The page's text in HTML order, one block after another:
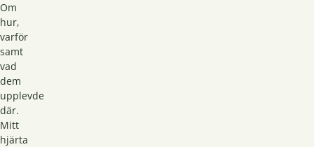
Om
hur,
varför
samt
vad
dem
upplevde
där.
Mitt
hjärta